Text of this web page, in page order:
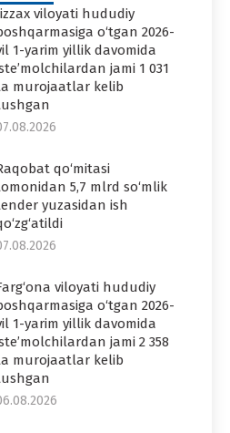
viloyati hududiy
o‘tgan 2026-
1-yarim yillik davomida
jami 1 031
murojaatlar kelib
qo‘mitasi
5,7 mlrd so‘mlik
yuzasidan ish
viloyati hududiy
o‘tgan 2026-
1-yarim yillik davomida
jami 2 358
murojaatlar kelib